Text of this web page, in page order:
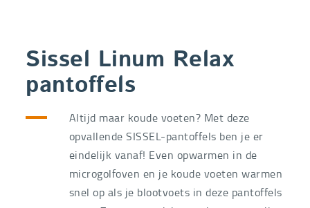
Sissel Linum Relax
pantoffels
Altijd maar koude voeten? Met deze
opvallende SISSEL-pantoffels ben je er
eindelijk vanaf! Even opwarmen in de
microgolfoven en je koude voeten warmen
snel op als je blootvoets in deze pantoffels